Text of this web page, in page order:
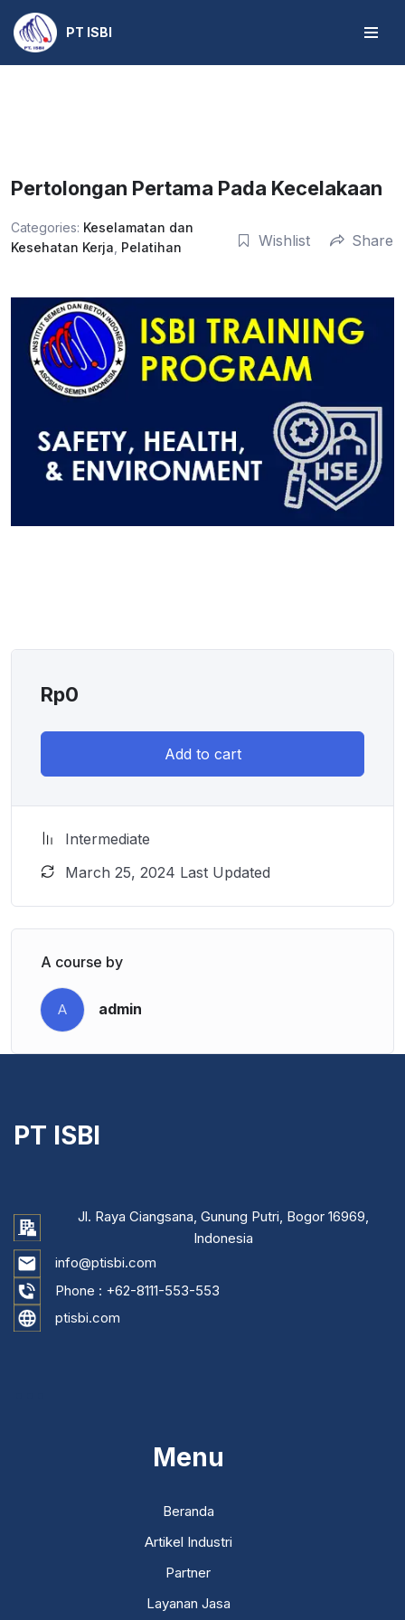
Skip
to
PT ISBI
Pertolongan Pertama Pada Kecelakaan
Categories: Keselamatan dan
Kesehatan Kerja Pelatihan Wishlist Share
Rp0
Add to cart
Intermediate
March 25, 2024 Last Updated
A course by
A admin
PT ISBI
Jl. Raya Ciangsana, Gunung Putri, Bogor 16969,
Indonesia
info@ptisbi.com
Phone : +62-8111-553-553
ptisbi.com
Menu
Beranda
Artikel Industri
Partner
Layanan Jasa